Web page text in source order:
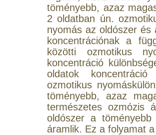
töményebb, azaz
2 oldatban ún.
nyomás az oldószer és
koncentrációnak a
közötti ozmotikus
koncentráció
oldatok
ozmotikus
töményebb, azaz
természetes ozmózis
oldószer a
áramlik. Ez a folyamat